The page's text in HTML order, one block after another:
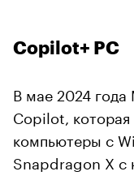
Copilot+ PC
В мае 2024
Copilot, которая
компьютеры с
Snapdragon X с